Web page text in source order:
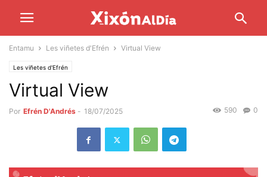
Entamu Les viñetes d'Efrén Virtual View
Les viñetes d'Efrén
Virtual View
Por Efrén D'Andrés - 18/07/2025 0
590